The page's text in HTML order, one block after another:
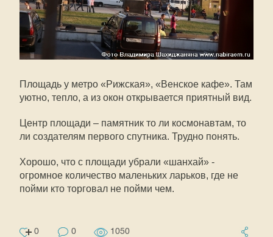
Площадь у метро «Рижская», «Венское кафе». Там
уютно, тепло, а из окон открывается приятный вид.
Центр площади – памятник то ли космонавтам, то
ли создателям первого спутника. Трудно понять.
Хорошо, что с площади убрали «шанхай» -
огромное количество маленьких ларьков, где не
пойми кто торговал не пойми чем.
0 0 1050